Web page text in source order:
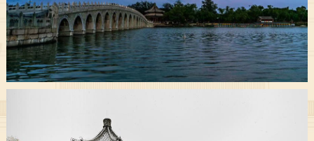
便民服务 利企服务 投资项目
中介服务 阳光政务
12345网上接诉即办